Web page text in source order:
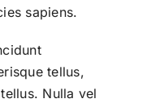
sapiens.
tellus,
Nulla vel